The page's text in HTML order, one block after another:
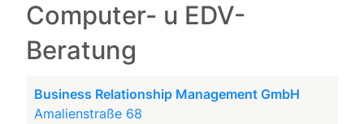
Computer- u EDV-
Beratung
Business Relationship Management GmbH
Amalienstraße 68